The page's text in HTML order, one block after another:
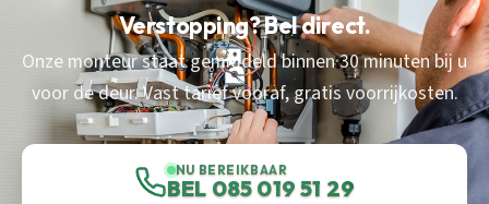
Verstopping? Bel direct.
Onze monteur staat gemiddeld binnen 30 minuten bij u
voor de deur. Vast tarief vooraf, gratis voorrijkosten.
NU BEREIKBAAR
BEL 085 019 51 29